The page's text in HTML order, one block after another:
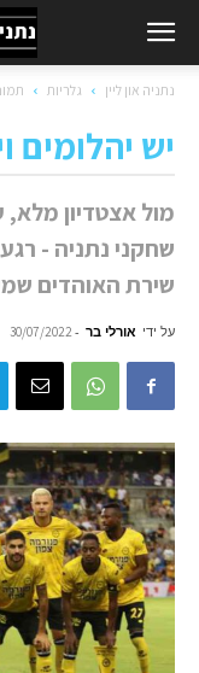
נתניה און ליין גלריות
יש יהלומים
מול אצטדיון מלא,
שחקני נתניה -
שירת האוהדים
על ידי אורלי בר -
30/07/2022